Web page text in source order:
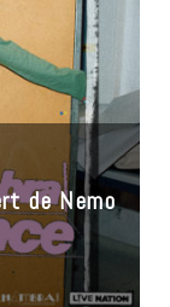
de Nemo